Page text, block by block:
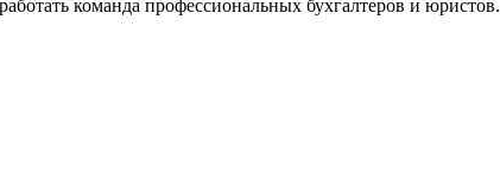
команда профессиональных бухгалтеров и юристов.